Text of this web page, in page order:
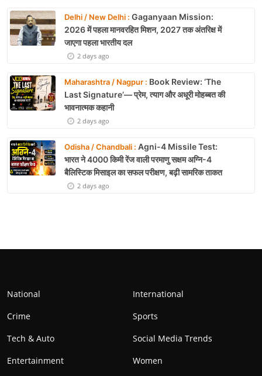
Delhi / New Delhi : Gaganyaan Mission:
2026 में पहला मानवरहित मिशन, 2027 तक अंतरिक्ष में
जाएगा पहला भारतीय दल
2 days ago
Maharashtra / Nagpur : Book Review: ‘The
Last Signature’— प्रेम, त्याग और अधूरी मोहब्बत की
भावनात्मक कहानी
2 days ago
Odisha / Chandbali : Agni-4 Missile Test:
भारत ने 4000 किमी रेंज वाली परमाणु सक्षम अग्नि-4
बैलिस्टिक मिसाइल का सफल परीक्षण, बढ़ी सामरिक ताकत
2 days ago
National
International
Crime
Sports
Tech & Auto
Social Media Trends
Entertainment
Women